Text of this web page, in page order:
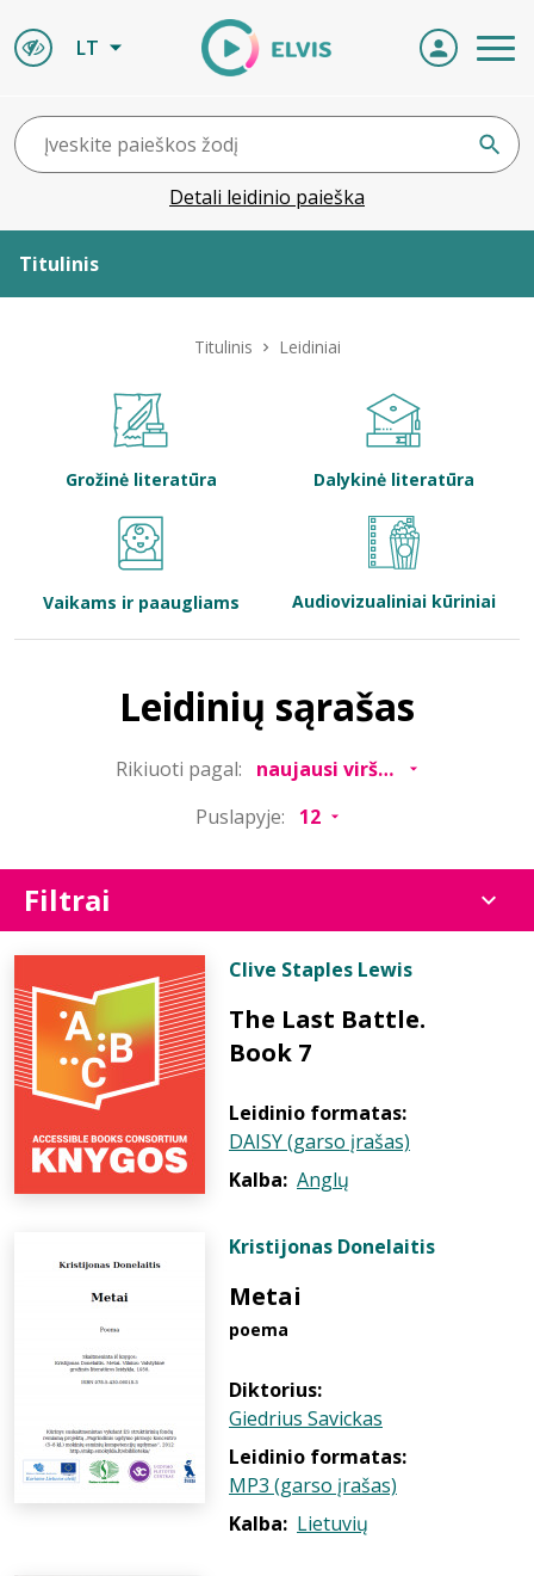
LT
Detali leidinio paieška
Titulinis
Bibliotekoms
Titulinis Leidiniai
Grožinė literatūra Dalykinė literatūra
Vaikams ir paaugliams Audiovizualiniai kūriniai
Leidinių sąrašas
Rikiuoti pagal:
Puslapyje:
Filtrai
Clive Staples Lewis
The Last Battle.
Book 7
Leidinio formatas:
DAISY (garso įrašas)
Kalba: Anglų
Kristijonas Donelaitis
Metai
poema
Diktorius:
Giedrius Savickas
Leidinio formatas:
MP3 (garso įrašas)
Kalba: Lietuvių